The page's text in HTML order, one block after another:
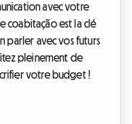
avec votre
coabitação est la clé
parler avec vos futurs
pleinement de
votre budget !